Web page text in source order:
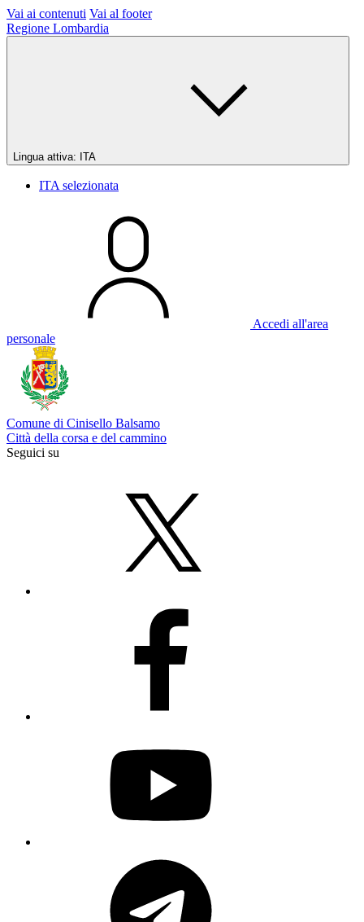
Vai ai contenuti Vai al footer
Regione Lombardia
Lingua attiva: ITA
ITA selezionata
Accedi all'area
personale
Comune di Cinisello Balsamo
Città della corsa e del cammino
Seguici su